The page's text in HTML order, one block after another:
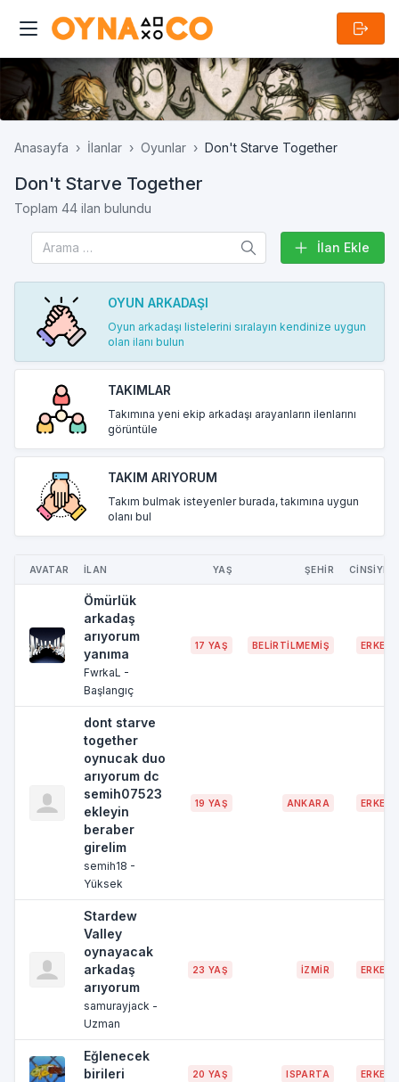
Anasayfa İlanlar Oyunlar Don't Starve Together
Don't Starve Together
Toplam 44 ilan bulundu
İlan Ekle
OYUN ARKADAŞI
Oyun arkadaşı listelerini sıralayın kendinize uygun
olan ilanı bulun
TAKIMLAR
Takımına yeni ekip arkadaşı arayanların ilenlarını
görüntüle
TAKIM ARIYORUM
Takım bulmak isteyenler burada, takımına uygun
olanı bul
AVATAR İLAN YAŞ ŞEHİR CİNSİYET
Ömürlük
arkadaş
arıyorum
yanıma
FwrkaL -
Başlangıç
17 YAŞ BELIRTILMEMIŞ ERKEK
dont starve
together
oynucak duo
arıyorum dc
semih07523
ekleyin
beraber
girelim
semih18 -
Yüksek
19 YAŞ ANKARA ERKEK
Stardew
Valley
oynayacak
arkadaş
arıyorum
samurayjack -
Uzman
23 YAŞ İZMİR ERKEK
Eğlenecek
birileri
20 YAŞ ISPARTA ERKEK